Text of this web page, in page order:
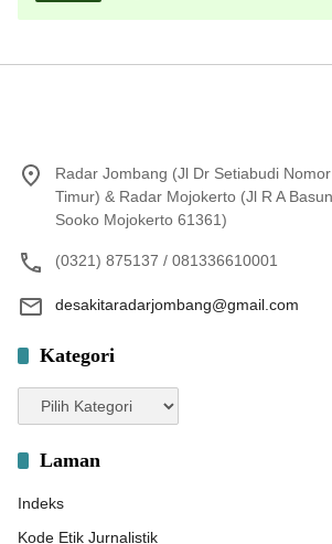
Radar Jombang (Jl Dr Setiabudi
Timur) & Radar Mojokerto (Jl R A
Sooko Mojokerto 61361)
(0321) 875137 / 081336610001
desakitaradarjombang@gmail.com
Kategori
Kategori
Laman
Indeks
Kode Etik Jurnalistik